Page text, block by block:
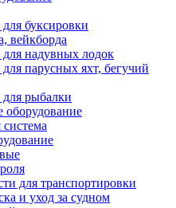
буксировки
вейкборда
надувных лодок
парусных яхт, бегучий
рыбалки
оборудование
для транспортировки
и уход за судном